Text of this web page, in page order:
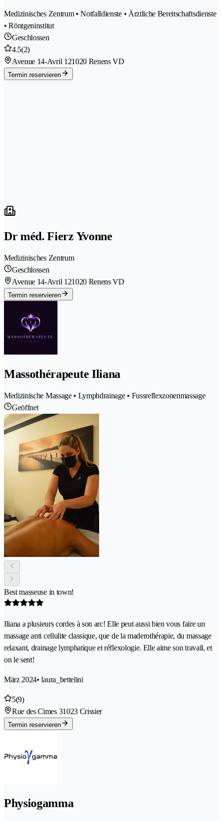
Medizinisches Zentrum • Notfalldienste • Ärztliche Bereitschaftsdienste
• Röntgeninstitut
Geschlossen
4.5(2)
Avenue 14-Avril 121020 Renens VD
Termin reservieren
Dr méd. Fierz Yvonne
Medizinisches Zentrum
Geschlossen
Avenue 14-Avril 121020 Renens VD
Termin reservieren
Massothérapeute Iliana
Medizinische Massage • Lymphdrainage • Fussreflexzonenmassage
Geöffnet
Best masseuse in town!
Iliana a plusieurs cordes à son arc! Elle peut aussi bien vous faire un
massage anti cellulite classique, que de la maderothérapie, du massage
relaxant, drainage lymphatique et réflexologie. Elle aime son travail, et
on le sent!
März 2024• laura_bettelini
5(9)
Rue des Cimes 31023 Crissier
Termin reservieren
Physiogamma